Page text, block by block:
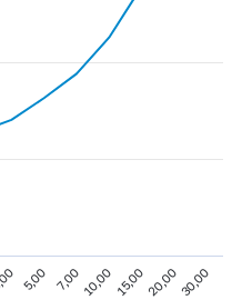
5,00 7,00 10,00 15,0020,0030,00